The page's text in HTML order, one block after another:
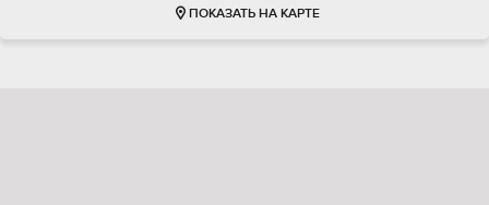
ПОКАЗАТЬ НА КАРТЕ